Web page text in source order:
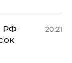
РФ
20:21